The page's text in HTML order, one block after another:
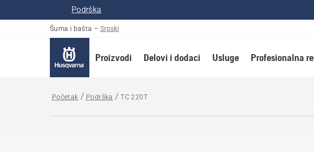
Podrška
Šuma i bašta – Srpski
Proizvodi Delovi i dodaci Usluge Profesionalna
Početak Podrška TC 220T